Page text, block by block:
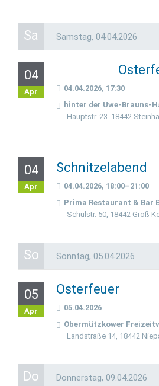
Sa Samstag, 04.04.2026
04
Apr
04.04.2026, 17:30
hinter der Uwe-Brauns-
Hauptstr. 23. 18442
04
Apr
Schnitzelabend
04.04.2026, 18:00–21:00
Prima Restaurant & Bar
Schulstr. 50, 18442 Groß
So Sonntag, 05.04.2026
05
Apr
Osterfeuer
05.04.2026
Obermützkower
Landstraße 14, 18442
Do Donnerstag, 09.04.2026